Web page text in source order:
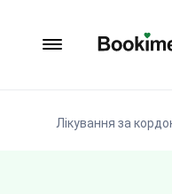
Лікування за